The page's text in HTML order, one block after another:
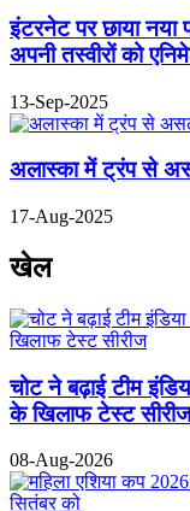
इंटरनेट पर छाया
अपनी तस्वीरों को
13-Sep-2025
अलास्का में ट्रंप से
17-Aug-2025
खेल
चोट ने बढ़ाई टीम
के खिलाफ टेस्ट सीरीज
08-Aug-2026